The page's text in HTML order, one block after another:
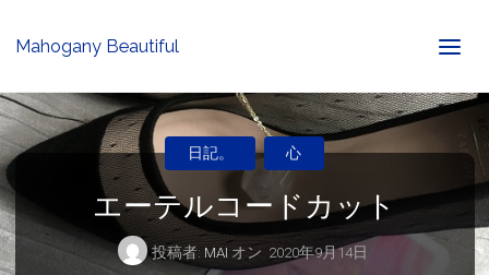
Mahogany Beautiful
エーテルコードカット
投稿者: MAI オン 2020年9月14日
日記。 心